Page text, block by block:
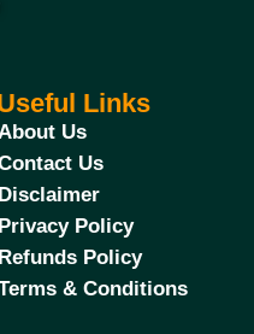
Links
Us
Us
Disclaimer
Privacy Policy
Refunds Policy
& Conditions